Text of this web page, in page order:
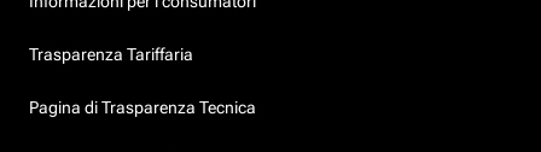
Trasparenza Tariffaria
Pagina di Trasparenza Tecnica